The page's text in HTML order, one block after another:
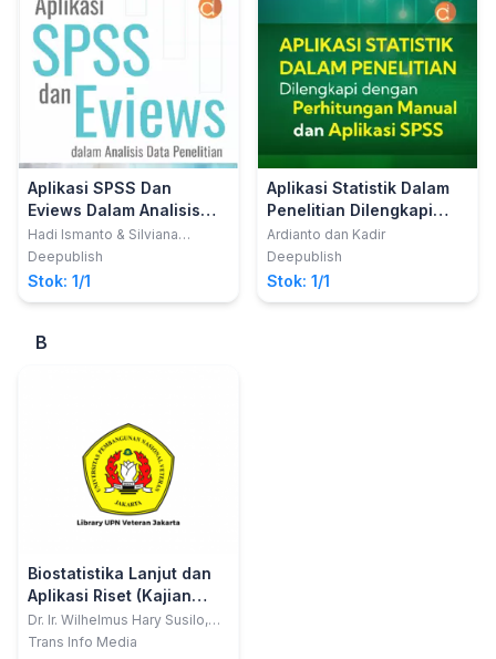
Aplikasi SPSS Dan
Eviews Dalam Analisis
Data Penelitian
Hadi Ismanto & Silviana
Pebruary
Deepublish
Stok: 1/1
Aplikasi Statistik Dalam
Penelitian Dilengkapi
Dengan Perhitungan
Manual Dan Aplikasi
SPSS
Ardianto dan Kadir
Deepublish
Stok: 1/1
B
Biostatistika Lanjut dan
Aplikasi Riset (Kajian
Medikal Bedah pada Ilmu
Keperawatan dengan
Dr. Ir. Wilhelmus Hary Susilo,
MM, IAI; Prof. Dr. M. Havidz
Trans Info Media